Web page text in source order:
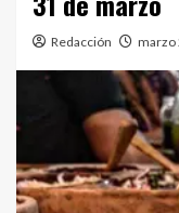
Redacción marzo